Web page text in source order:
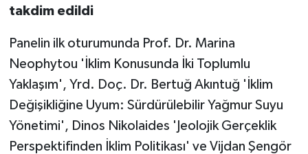
takdim edildi
Panelin ilk oturumunda Prof. Dr. Marina
Neophytou 'İklim Konusunda İki Toplumlu
Yaklaşım', Yrd. Doç. Dr. Bertuğ Akıntuğ 'İklim
Değişikliğine Uyum: Sürdürülebilir Yağmur Suyu
Yönetimi', Dinos Nikolaides 'Jeolojik Gerçeklik
Perspektifinden İklim Politikası' ve Vijdan Şengör